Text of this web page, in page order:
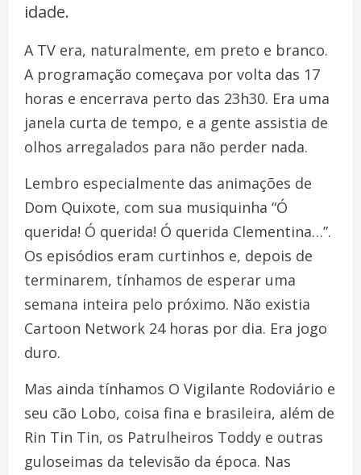
idade.
A TV era, naturalmente, em preto e branco.
A programação começava por volta das 17
horas e encerrava perto das 23h30. Era uma
janela curta de tempo, e a gente assistia de
olhos arregalados para não perder nada.
Lembro especialmente das animações de
Dom Quixote, com sua musiquinha “Ó
querida! Ó querida! Ó querida Clementina…”.
Os episódios eram curtinhos e, depois de
terminarem, tínhamos de esperar uma
semana inteira pelo próximo. Não existia
Cartoon Network 24 horas por dia. Era jogo
duro.
Mas ainda tínhamos O Vigilante Rodoviário e
seu cão Lobo, coisa fina e brasileira, além de
Rin Tin Tin, os Patrulheiros Toddy e outras
guloseimas da televisão da época. Nas